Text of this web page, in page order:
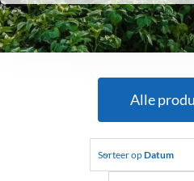
Alle
Sorteer opDatum